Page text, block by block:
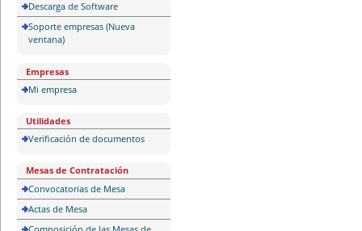
Descarga de Software
Soporte empresas (Nueva
ventana)
Empresas
Mi empresa
Utilidades
Verificación de documentos
Mesas de Contratación
Convocatorias de Mesa
Actas de Mesa
Composición de las Mesas de